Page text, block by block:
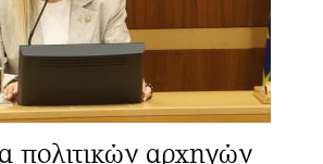
πολιτικών αρχηγών